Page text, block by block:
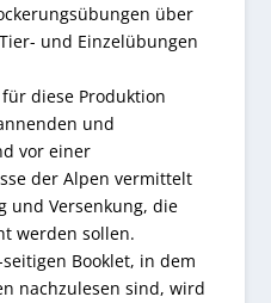
über
und Einzelübungen
diese Produktion
und
vor einer
der Alpen vermittelt
und Versenkung, die
werden sollen.
Booklet, in dem
nachzulesen sind, wird